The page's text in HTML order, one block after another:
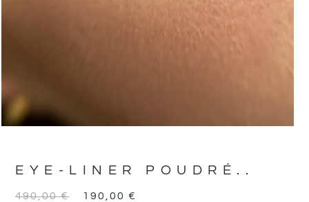
EYE-LINER POUDRÉ..
490,00€ 190,00€